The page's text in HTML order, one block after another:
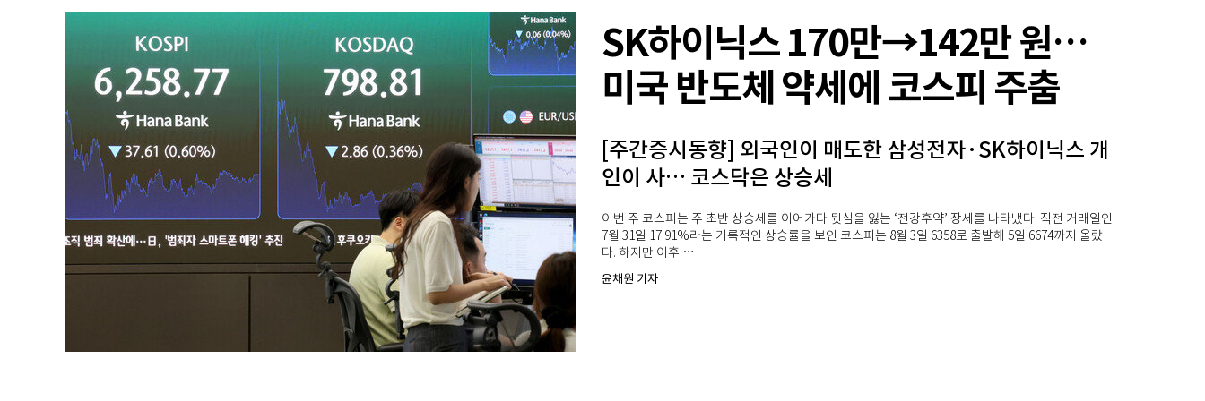
SK하이닉스 170만→142만 원…
미국 반도체 약세에 코스피 주춤
[주간증시동향] 외국인이 매도한 삼성전자·SK하이닉스 개
인이 사… 코스닥은 상승세
이번 주 코스피는 주 초반 상승세를 이어가다 뒷심을 잃는 ‘전강후약’ 장세를 나타냈다. 직전 거래일인
7월 31일 17.91%라는 기록적인 상승률을 보인 코스피는 8월 3일 6358로 출발해 5일 6674까지 올랐
다. 하지만 이후 …
윤채원 기자